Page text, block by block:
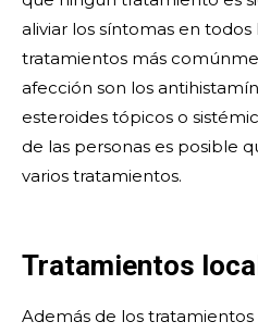
aliviar los síntomas en todos
tratamientos más
afección son los
esteroides tópicos o
de las personas es posible
varios tratamientos.
Tratamientos
Además de los